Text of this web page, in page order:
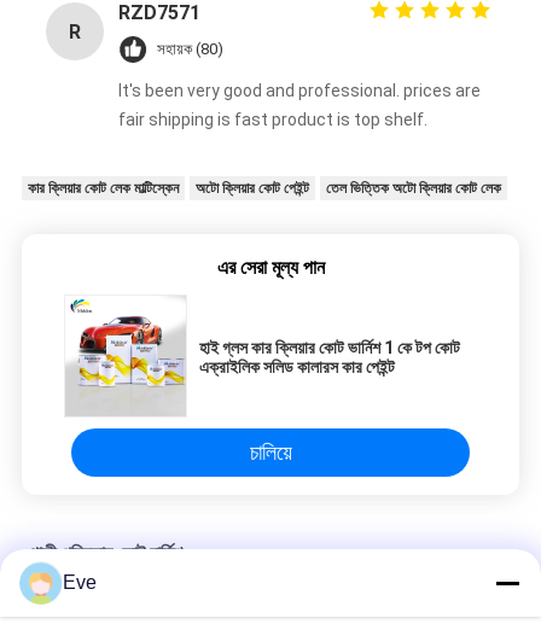
R
RZD7571
সহায়ক (80)
It's been very good and professional. prices are
fair shipping is fast product is top shelf.
কার ক্লিয়ার কোট লেক মাল্টিস্কেন অটো ক্লিয়ার কোট পেইন্ট তেল ভিত্তিক অটো ক্লিয়ার কোট লেক
এর সেরা মূল্য পান
হাই গ্লস কার ক্লিয়ার কোট ভার্নিশ 1 কে টপ কোট
এক্রাইলিক সলিড কালারস কার পেইন্ট
চালিয়ে
গাড়ী পরিষ্কার কোট বার্নিশ
Eve